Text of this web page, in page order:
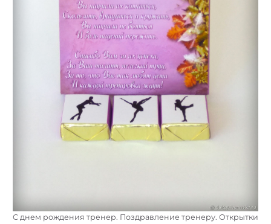
С днем рождения тренер. Поздравление тренеру. Открытки